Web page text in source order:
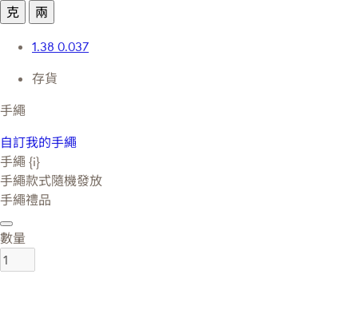
克
兩
1.38 0.037
存貨
手繩
自訂我的手繩
手繩 {i}
手繩款式隨機發放
手繩禮品
數量